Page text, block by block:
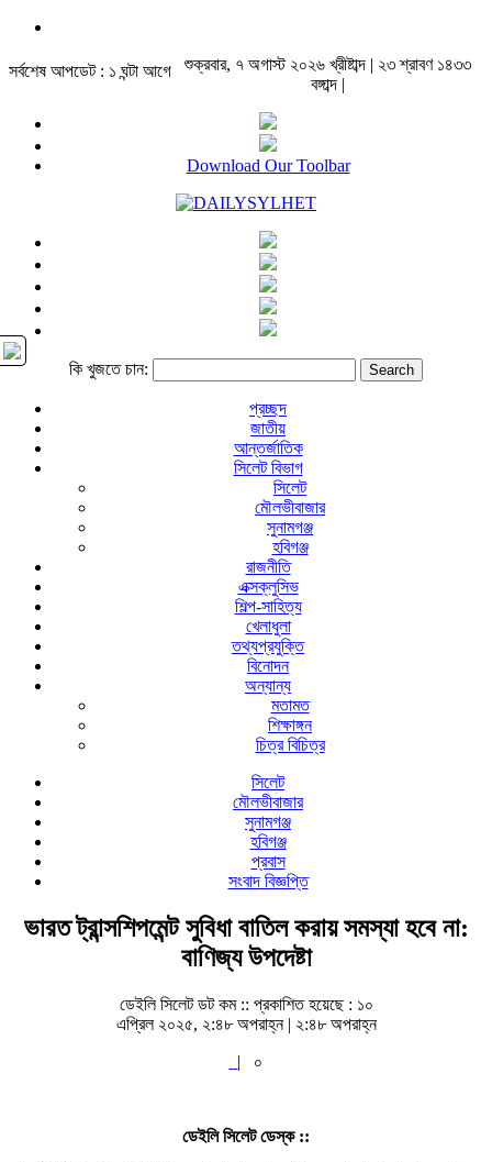
সর্বশেষ আপডেট : ১ ঘন্টা আগে
শুক্রবার, ৭ অগাস্ট ২০২৬ খ্রীষ্টাব্দ | ২৩ শ্রাবণ ১৪৩৩
বঙ্গাব্দ |
Download Our Toolbar
কি খুজতে চান:
প্রচ্ছদ
জাতীয়
আন্তর্জাতিক
সিলেট বিভাগ
সিলেট
মৌলভীবাজার
সুনামগঞ্জ
হবিগঞ্জ
রাজনীতি
এক্সক্লুসিভ
শিল্প-সাহিত্য
খেলাধুলা
তথ্যপ্রযুক্তি
বিনোদন
অন্যান্য
মতামত
শিক্ষাঙ্গন
চিত্র বিচিত্র
সিলেট
মৌলভীবাজার
সুনামগঞ্জ
হবিগঞ্জ
প্রবাস
সংবাদ বিজ্ঞপ্তি
ভারত ট্রান্সশিপমেন্ট সুবিধা বাতিল করায় সমস্যা হবে না:
বাণিজ্য উপদেষ্টা
ডেইলি সিলেট ডট কম :: প্রকাশিত হয়েছে : ১০
এপ্রিল ২০২৫, ২:৪৮ অপরাহ্ন | ২:৪৮ অপরাহ্ন
|
০
ডেইলি সিলেট ডেস্ক ::